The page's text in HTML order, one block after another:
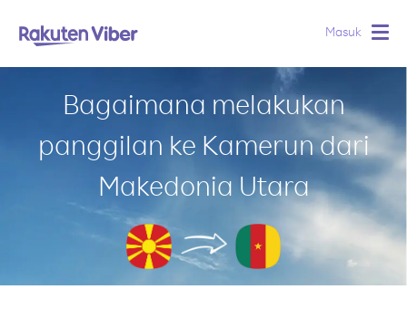
Masuk
Bagaimana melakukan
panggilan ke Kamerun dari
Makedonia Utara